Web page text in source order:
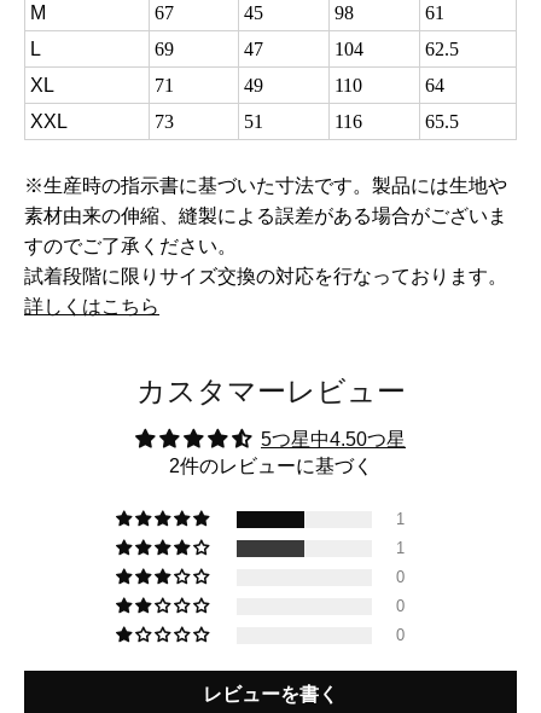
M 67 45 98
61
L
69 47 104
62.5
XL
71 49 110
64
XXL
73 51 116 65.5
※生産時の指示書に基づいた寸法です。製品には生地や
素材由来の伸縮、縫製による誤差がある場合がございま
すのでご了承ください。
試着段階に限りサイズ交換の対応を行なっております。
詳しくはこちら
カスタマーレビュー
5つ星中4.50つ星
2件のレビューに基づく
1
1
0
0
0
レビューを書く